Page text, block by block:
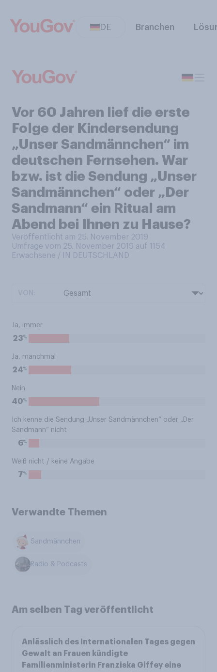
DE Branchen
Vor 60 Jahren lief die erste
Folge der Kindersendung
„Unser Sandmännchen“ im
deutschen Fernsehen. War
bzw. ist die Sendung „Unser
Sandmännchen“ oder „Der
Sandmann“ ein Ritual am
Abend bei Ihnen zu Hause?
Veröffentlicht am 25. November 2019
Umfrage vom 25. November 2019 auf 1154
Erwachsene / IN DEUTSCHLAND
Ja, immer
23%
Ja, manchmal
24%
Nein
40%
Ich kenne die Sendung „Unser Sandmännchen“ oder „Der
Sandmann“ nicht
6%
Weiß nicht / keine Angabe
7%
Verwandte Themen
Sandmännchen
Radio & Podcasts
Am selben Tag veröffentlicht
Anlässlich des Internationalen Tages gegen
Gewalt an Frauen kündigte
Familienministerin Franziska Giffey eine